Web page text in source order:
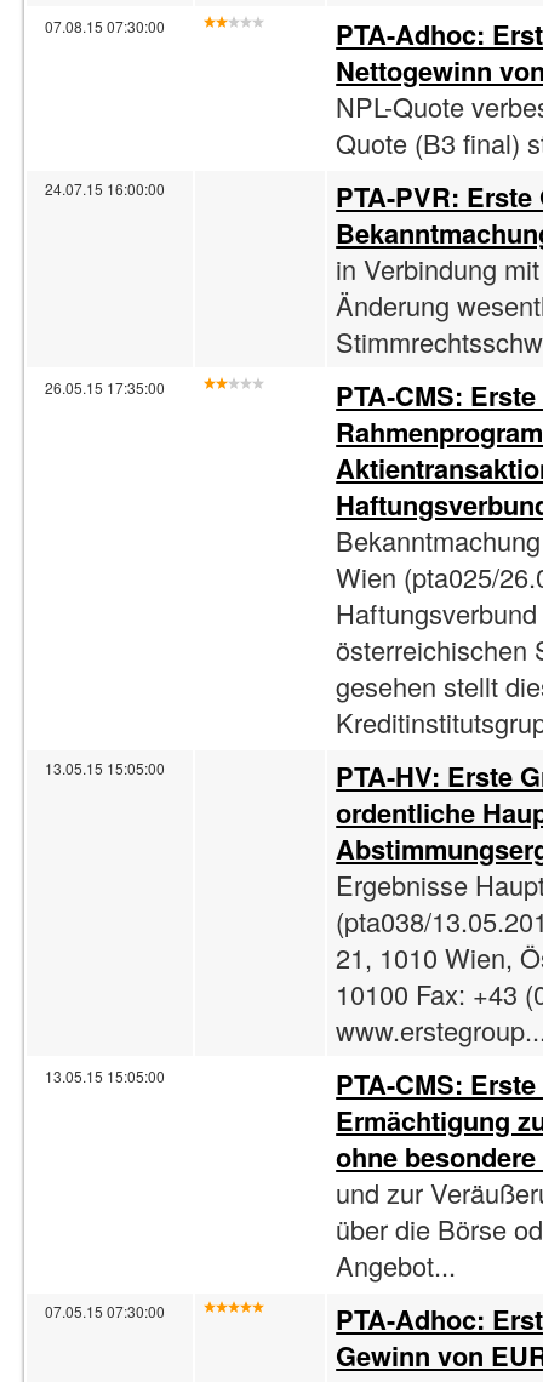
07.08.15 07:30:00
PTA-Adhoc:
Nettogewinn
NPL-Quote
Quote (B3 final)
24.07.15 16:00:00
PTA-PVR:
in Verbindung
Änderung
26.05.15 17:35:00
PTA-CMS:
Wien (pta025/
österreichischen
gesehen stellt
13.05.15 15:05:00
PTA-HV: Erste
ordentliche
Ergebnisse
(pta038/
21, 1010 Wien,
10100 Fax: +43
13.05.15 15:05:00
PTA-CMS:
Ermächtigung
ohne
und zur
über die Börse
Angebot...
07.05.15 07:30:00
PTA-Adhoc:
Gewinn von